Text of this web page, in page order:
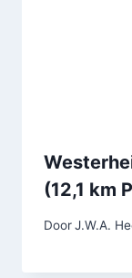
(12,1 km
DoorJ.W.A.